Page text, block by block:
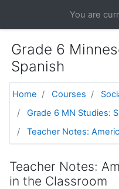
You are
Grade 6
Spanish
Home Courses
Grade 6 MN Studies:
Teacher Notes:
Teacher Notes:
in the Classroom